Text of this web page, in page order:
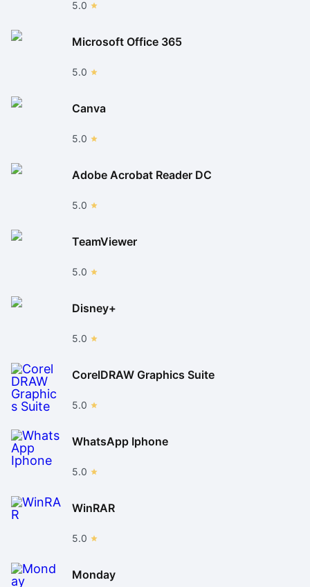
5.0
Microsoft Office 365
5.0
Canva
5.0
Adobe Acrobat Reader DC
5.0
TeamViewer
5.0
Disney+
5.0
CorelDRAW Graphics Suite
5.0
WhatsApp Iphone
5.0
WinRAR
5.0
Monday